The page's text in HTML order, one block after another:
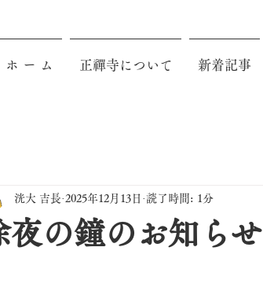
ホ ー ム 正禪寺について 新着記事
夜の鐘のお知らせ
洸大 吉長 2025年12月13日 読了時間: 1分